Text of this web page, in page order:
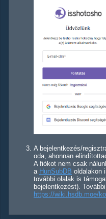
A bejelentkezés/
oda, ahonnan
A fiókot nem csak
a HunSubDB oldalakon
további olalak is
bejelentkezést).
https://wiki.hsdb.moe/